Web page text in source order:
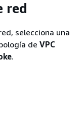
red
selecciona una
de VPC
.